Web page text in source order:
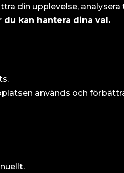
din upplevelse,
kan hantera dina val.
används och